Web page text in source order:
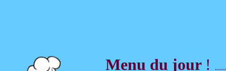
Menu du jour ! ......